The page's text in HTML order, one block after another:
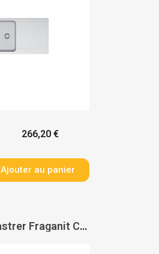
266,20 €
Ajouter au panier
Évier à encastrer Fraganit Centro 1 cuve - FRANKE